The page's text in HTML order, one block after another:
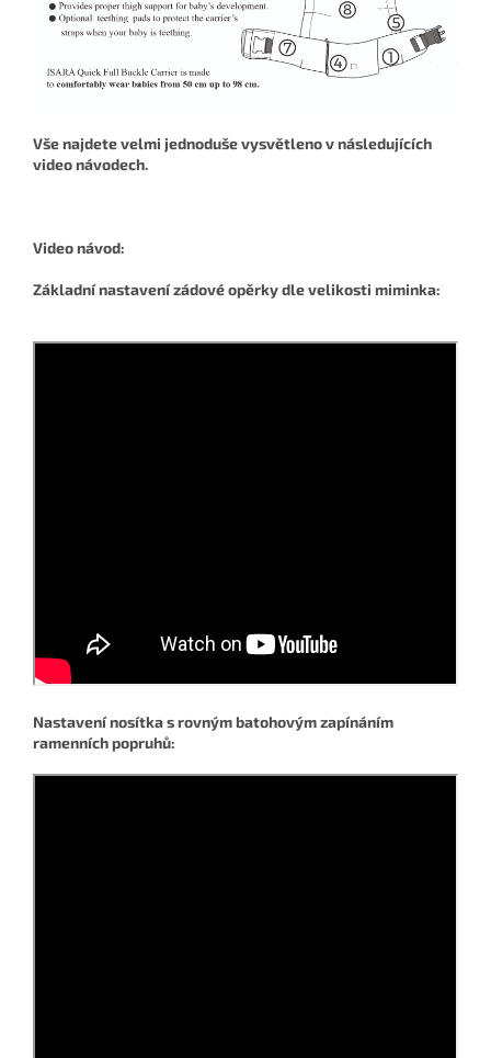
Vše najdete velmi jednoduše vysvětleno v následujících
video návodech.
Video návod:
Základní nastavení zádové opěrky dle velikosti miminka:
Nastavení nosítka s rovným batohovým zapínáním
ramenních popruhů: